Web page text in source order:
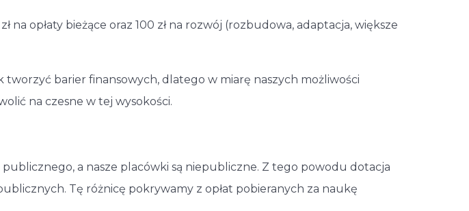
opłaty bieżące oraz 100 zł na rozwój (rozbudowa, adaptacja, większe
tworzyć barier finansowych, dlatego w miarę naszych możliwości
na czesne w tej wysokości.
a nasze placówki są niepubliczne. Z tego powodu dotacja
Tę różnicę pokrywamy z opłat pobieranych za naukę